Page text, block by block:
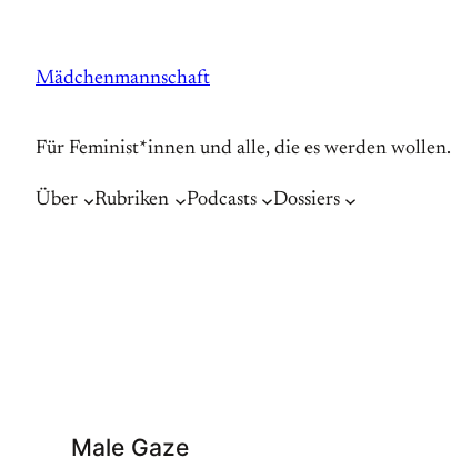
springen
Mädchenmannschaft
Für Feminist*innen und alle, die es werden wollen.
Über Rubriken Podcasts Dossiers
Male Gaze